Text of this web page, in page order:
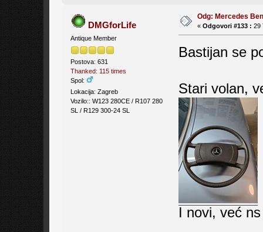
DMGforLife
Antique Member
Postova: 631
Thanked: 115 times
Spol:
Lokacija: Zagreb
Vozilo:: W123 280CE / R107 280
SL / R129 300-24 SL
Odg: Mercedes
«Odgovori #133 : 29
Bastijan se
Stari volan,
I novi, već